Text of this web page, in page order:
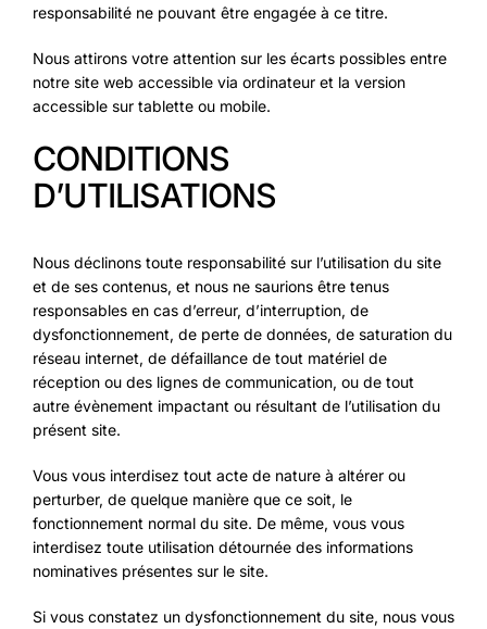
responsabilité ne pouvant être engagée à ce titre.
Nous attirons votre attention sur les écarts possibles entre
notre site web accessible via ordinateur et la version
accessible sur tablette ou mobile.
CONDITIONS
D’UTILISATIONS
Nous déclinons toute responsabilité sur l’utilisation du site
et de ses contenus, et nous ne saurions être tenus
responsables en cas d’erreur, d’interruption, de
dysfonctionnement, de perte de données, de saturation du
réseau internet, de défaillance de tout matériel de
réception ou des lignes de communication, ou de tout
autre évènement impactant ou résultant de l’utilisation du
présent site.
Vous vous interdisez tout acte de nature à altérer ou
perturber, de quelque manière que ce soit, le
fonctionnement normal du site. De même, vous vous
interdisez toute utilisation détournée des informations
nominatives présentes sur le site.
Si vous constatez un dysfonctionnement du site, nous vous